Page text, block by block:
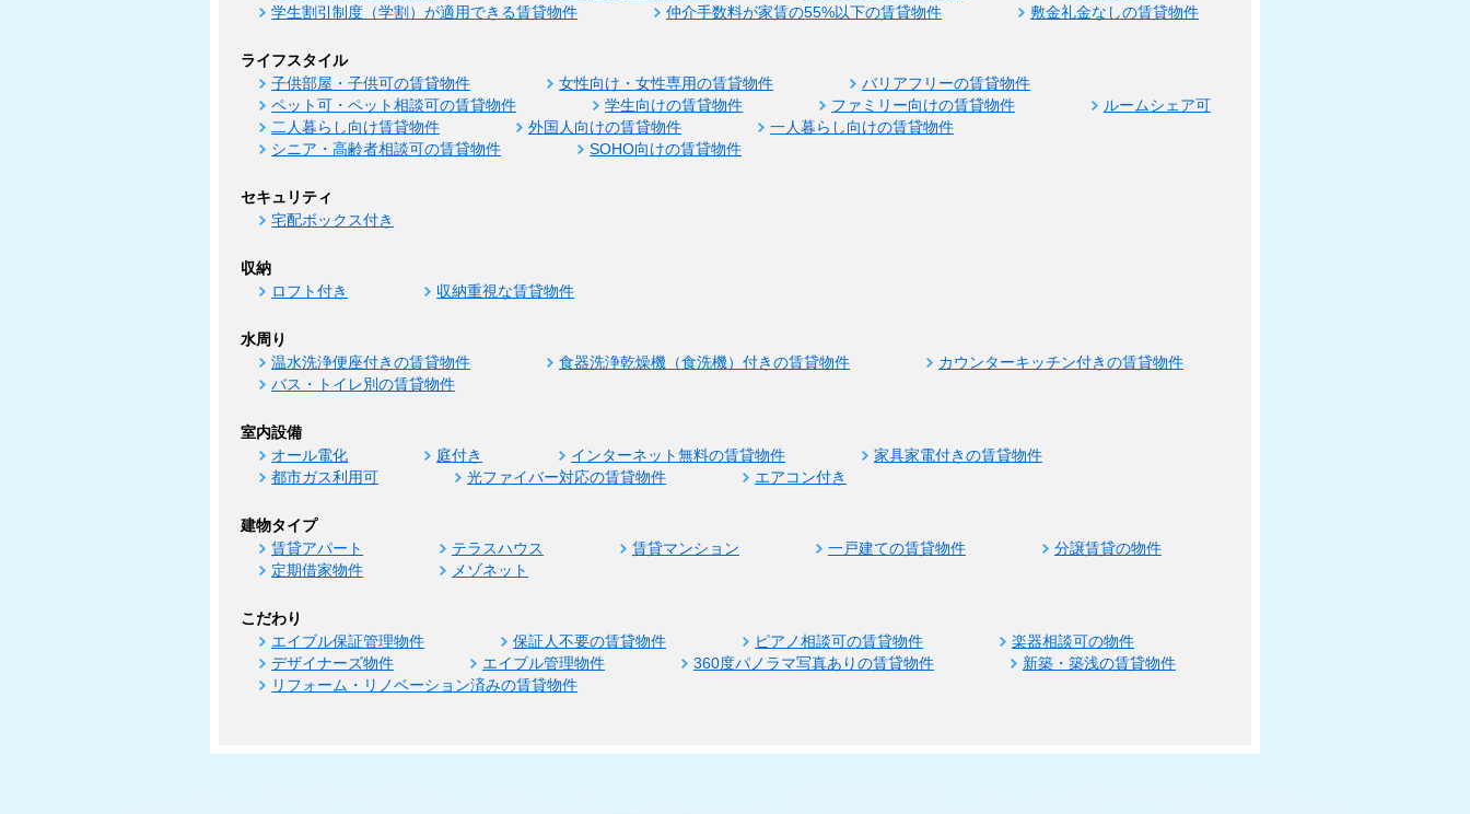
学生割引制度（学割）が適用できる賃貸物件
仲介手数料が家賃の55%以下の賃貸物件 敷金礼金なしの賃貸物件
ライフスタイル
子供部屋・子供可の賃貸物件 女性向け・女性専用の賃貸物件
バリアフリーの賃貸物件
ペット可・ペット相談可の賃貸物件
学生向けの賃貸物件 ファミリー向けの賃貸物件
ルームシェア可
二人暮らし向け賃貸物件
外国人向けの賃貸物件
一人暮らし向けの賃貸物件
シニア・高齢者相談可の賃貸物件
SOHO向けの賃貸物件
セキュリティ
宅配ボックス付き
収納
ロフト付き 収納重視な賃貸物件
水周り
温水洗浄便座付きの賃貸物件 食器洗浄乾燥機（食洗機）付きの賃貸物件
カウンターキッチン付きの賃貸物件
バス・トイレ別の賃貸物件
室内設備
オール電化 庭付き インターネット無料の賃貸物件
家具家電付きの賃貸物件
都市ガス利用可
光ファイバー対応の賃貸物件 エアコン付き
建物タイプ
賃貸アパート テラスハウス 賃貸マンション 一戸建ての賃貸物件
分譲賃貸の物件
定期借家物件
メゾネット
こだわり
エイブル保証管理物件 保証人不要の賃貸物件 ピアノ相談可の賃貸物件
楽器相談可の物件
デザイナーズ物件
エイブル管理物件 360度パノラマ写真ありの賃貸物件
新築・築浅の賃貸物件
リフォーム・リノベーション済みの賃貸物件